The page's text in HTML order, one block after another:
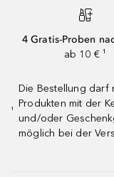
4 Gratis-Proben
ab 10 € ¹
¹
Die Bestellung darf
Produkten mit der
und/oder
möglich bei der